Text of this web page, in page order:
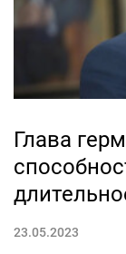
Глава
23.05.2023